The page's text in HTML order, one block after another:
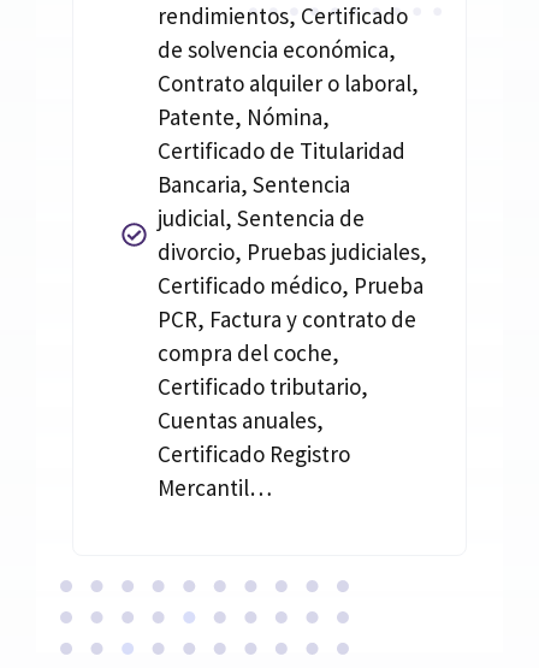
rendimientos, Certificado
de solvencia económica,
Contrato alquiler o laboral,
Patente, Nómina,
Certificado de Titularidad
Bancaria, Sentencia
judicial, Sentencia de
divorcio, Pruebas judiciales,
Certificado médico, Prueba
PCR, Factura y contrato de
compra del coche,
Certificado tributario,
Cuentas anuales,
Certificado Registro
Mercantil…